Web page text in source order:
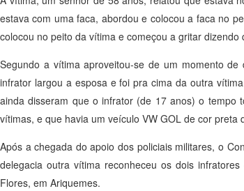
estava com uma faca, abordou e colocou a faca no
colocou no peito da vítima e começou a gritar dizendo
Segundo a vítima aproveitou-se de um momento
infrator largou a esposa e foi pra cima da outra
ainda disseram que o infrator (de 17 anos) o tempo
vítimas, e que havia um veículo VW GOL de cor
Após a chegada do apoio dos policiais militares, o
delegacia outra vítima reconheceu os dois
Flores, em Ariquemes.